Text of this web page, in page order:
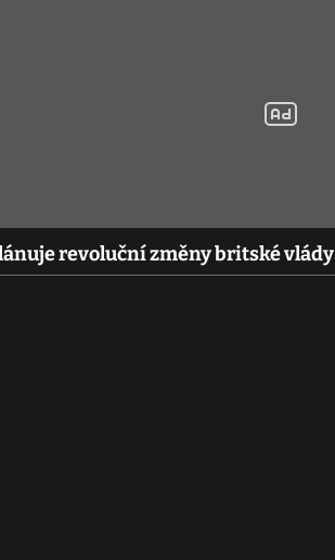
revoluční změny britské vlády